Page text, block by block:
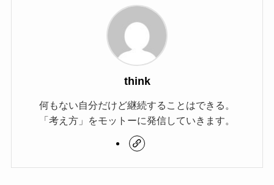
think
何もない自分だけど継続することはできる。
「考え方」をモットーに発信していきます。